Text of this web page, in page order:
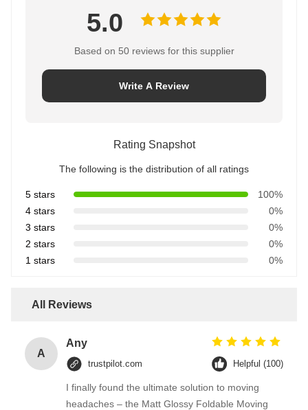
5.0
Based on 50 reviews for this supplier
Write A Review
Rating Snapshot
The following is the distribution of all ratings
5 stars
100%
4 stars
0%
3 stars
0%
2 stars
0%
1 stars
0%
All Reviews
A
Any
trustpilot.com Helpful (100)
I finally found the ultimate solution to moving
headaches – the Matt Glossy Foldable Moving